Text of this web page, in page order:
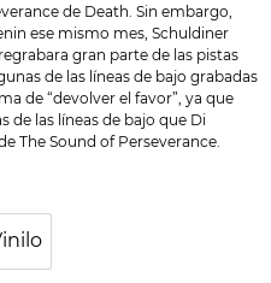
de Death. Sin embargo,
ese mismo mes, Schuldiner
gran parte de las pistas
de las líneas de bajo grabadas
de “devolver el favor”, ya que
de las líneas de bajo que Di
The Sound of Perseverance.